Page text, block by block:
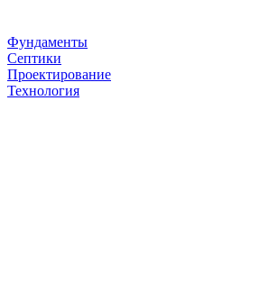
Фундаменты
Септики
Проектирование
Технология